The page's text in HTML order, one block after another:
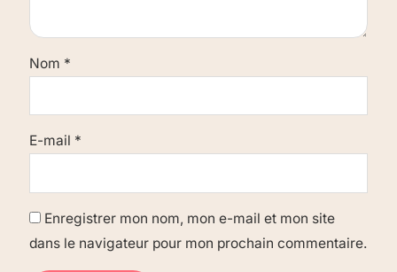
Nom *
E-mail *
Enregistrer mon nom, mon e-mail et mon site
dans le navigateur pour mon prochain commentaire.